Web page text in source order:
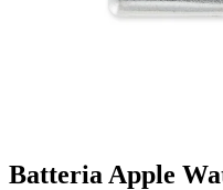
Batteria Apple